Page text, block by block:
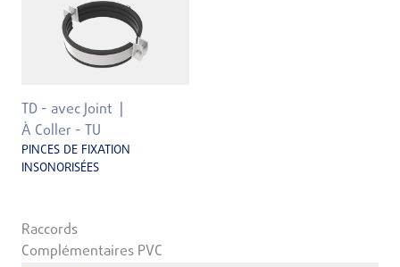
TD - avec Joint
À Coller - TU
PINCES DE FIXATION
INSONORISÉES
Raccords
Complémentaires PVC